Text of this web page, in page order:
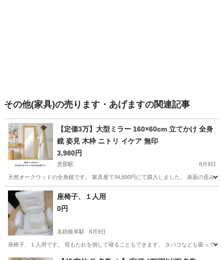
その他(家具)の売ります・あげますの関連記事
【定価3万】大型ミラー 160×60cm 立てかけ 全身
鏡 姿見 木枠 ニトリ イケア 無印
3,980円
恵那駅 8月9日
天然オークウッドの全身鏡です。 家具屋で34,800円にて購入しました。 表面の歪み
岐阜 恵那市 恵那駅 ミラー/鏡
座椅子、１人用
0円
名鉄岐阜駅 8月9日
座椅子、１人用です。 背もたれを倒して寝ることもできます。 タバコなども吸ってい